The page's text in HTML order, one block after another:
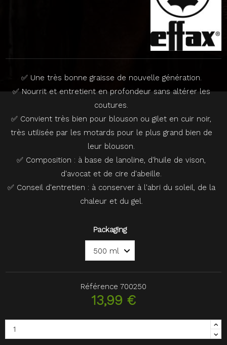
✅ Une très bonne graisse de nouvelle génération.
✅ Nourrit et entretient en profondeur sans altérer les
coutures.
✅ Convient très bien pour blouson ou gilet en cuir noir,
très utilisée par les motards pour le plus grand bien de
leur blouson.
✅ Composition : à base de lanoline, d'huile de vison,
d'avocat et de cire d'abeille.
✅ Conseil d'entretien : à conserver à l'abri du soleil, de la
chaleur et du gel.
Packaging
Référence 700250
13,99 €